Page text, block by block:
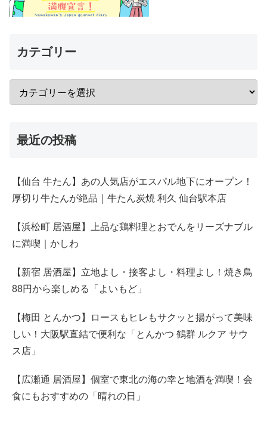
カテゴリー
最近の投稿
【仙台 牛たん】あの人気店がエスパル地下にオープン！
厚切り牛たんが絶品｜牛たん炭焼 利久 仙台駅本店
【浜松町 居酒屋】上品な鶏料理とおでんをリーズナブル
に満喫｜かしわ
【新宿 居酒屋】立地よし・接客よし・料理よし！焼き鳥
88円から楽しめる「よいもど」
【梅田 とんかつ】ロースもヒレもサクッと揚がって美味
しい！大阪駅直結で便利な「とんかつ 鶴群 ルクア サウ
ス店」
【広瀬通 居酒屋】個室で東北の海の幸と地酒を満喫！会
食にもおすすめの「晴れの日」